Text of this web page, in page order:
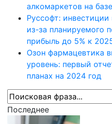
алкомаркетов на
Руссофт: инвестиции
из-за планируемого
прибыль до 5% к
Озон фармацевтика
уровень: первый
планах на 2024 год
Последнее